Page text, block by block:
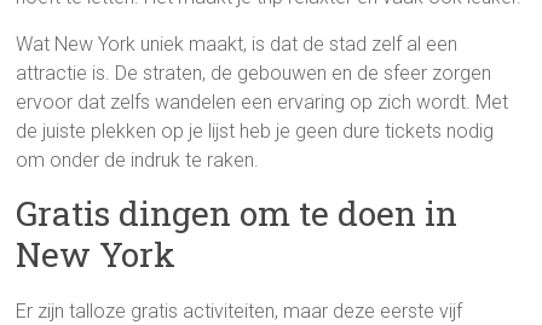
Wat New York uniek maakt, is dat de stad zelf al een
attractie is. De straten, de gebouwen en de sfeer zorgen
ervoor dat zelfs wandelen een ervaring op zich wordt. Met
de juiste plekken op je lijst heb je geen dure tickets nodig
om onder de indruk te raken.
Gratis dingen om te doen in
New York
Er zijn talloze gratis activiteiten, maar deze eerste vijf